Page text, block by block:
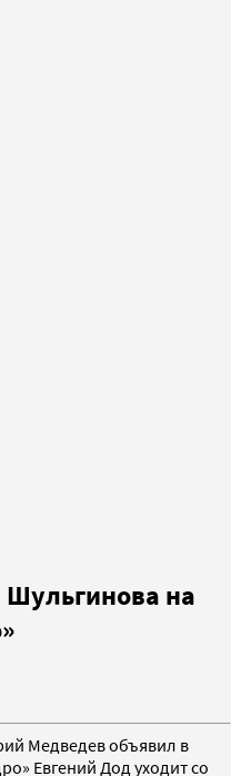
на
Медведев объявил в
Евгений Дод уходит со